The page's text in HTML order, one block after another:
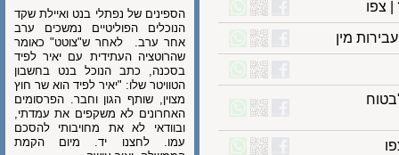
הספינים של נפתלי בנט ואיילת שקד
הנוכלים הפוליטיים נמשכים ערב
אחר ערב. לאחר ש"צוטט" כאומר
שהרוטציה העתידית עם יאיר לפיד
בסכנה, כתב הנוכל בנט בחשבון
הטוויטר שלו: "יאיר לפיד הוא שר חוץ
מצוין, שותף הגון וחבר. הפרסומים
האחרונים לא משקפים את עמדתי,
ובוודאי לא את מחויבותי להסכם
עמו. לחצנו יד. מיום הקמת